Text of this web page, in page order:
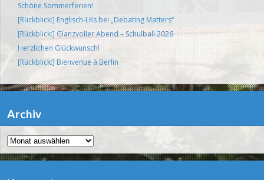
Schöne Sommerferien!
[Rückblick:] Englisch-LKs bei „Debating Matters“
[Rückblick:] Glanzvoller Abend – Schulball 2026
Herzlichen Glückwunsch!
[Rückblick:] Bienvenue à Berlin
Archiv
Archiv